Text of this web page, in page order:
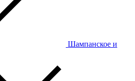
Шампанское и